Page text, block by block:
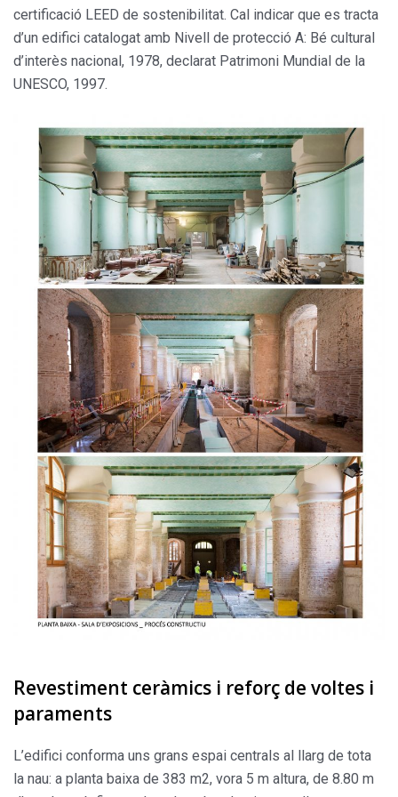
certificació LEED de sostenibilitat. Cal indicar que es tracta
d’un edifici catalogat amb Nivell de protecció A: Bé cultural
d’interès nacional, 1978, declarat Patrimoni Mundial de la
UNESCO, 1997.
Revestiment ceràmics i reforç de voltes i
paraments
L’edifici conforma uns grans espai centrals al llarg de tota
la nau: a planta baixa de 383 m2, vora 5 m altura, de 8.80 m